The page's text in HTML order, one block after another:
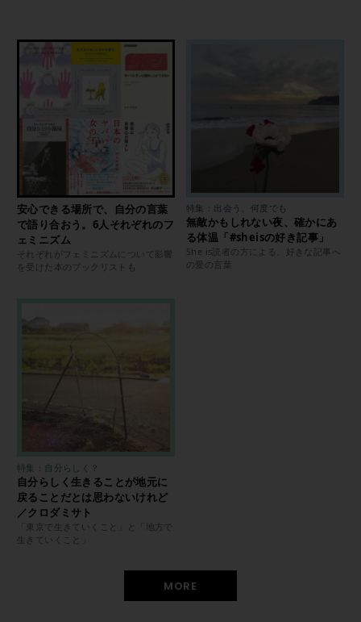
安心できる場所で、自分の言葉
で語り合おう。6人それぞれのフ
ェミニズム
それぞれがフェミニズムについて影響
を受けた本のブックリストも
特集：出会う、何度でも
無敵かもしれない夜、確かにあ
る体温「#sheisの好き記事」
She is読者の方による、好きな記事へ
の愛の言葉
特集：自分らしく？
自分らしく生きることが地元に
戻ることだとは思わないけれど
／クロダミサト
「東京で生きていくこと」と「地方で
生きていくこと」
MORE